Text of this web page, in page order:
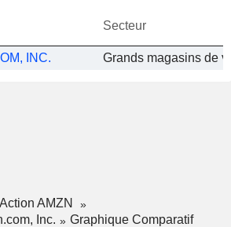
Secteur
INC.
Action AMZN
Inc.
Graphique Comparatif